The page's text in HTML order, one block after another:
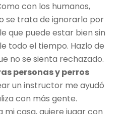
con los humanos,
se trata de ignorarlo por
que puede estar bien sin
todo el tiempo. Hazlo de
no se sienta rechazado.
personas y perros
un instructor me ayudó
con más gente.